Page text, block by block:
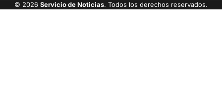
© 2026 Servicio de Noticias. Todos los derechos reservados.